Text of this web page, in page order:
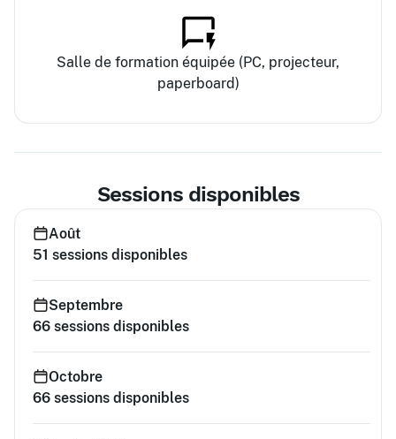
Salle de formation équipée (PC, projecteur,
paperboard)
Sessions disponibles
Août
51 sessions disponibles
Septembre
66 sessions disponibles
Octobre
66 sessions disponibles